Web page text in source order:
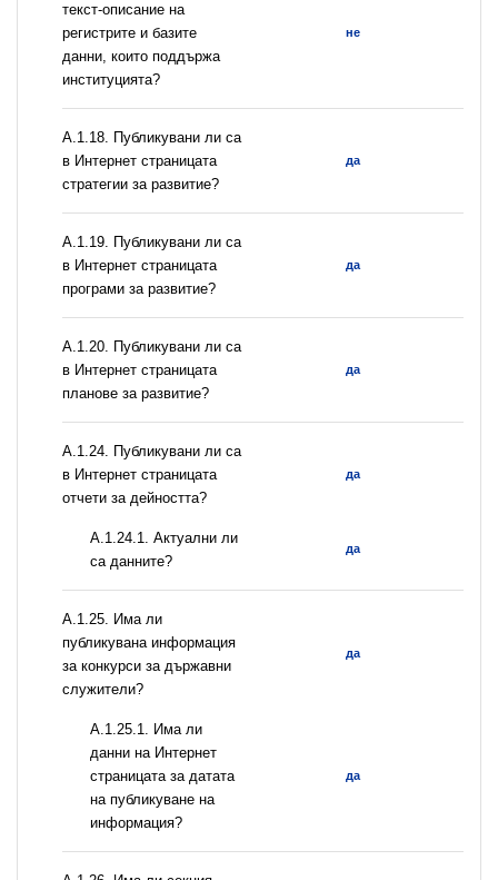
текст-описание на
регистрите и базите
данни, които поддържа
институцията?
не
А.1.18. Публикувани ли са
в Интернет страницата
стратегии за развитие?
да
А.1.19. Публикувани ли са
в Интернет страницата
програми за развитие?
да
А.1.20. Публикувани ли са
в Интернет страницата
планове за развитие?
да
А.1.24. Публикувани ли са
в Интернет страницата
отчети за дейността?
да
A.1.24.1. Актуални ли
са данните?
да
А.1.25. Има ли
публикувана информация
за конкурси за държавни
служители?
да
A.1.25.1. Има ли
данни на Интернет
страницата за датата
на публикуване на
информация?
да